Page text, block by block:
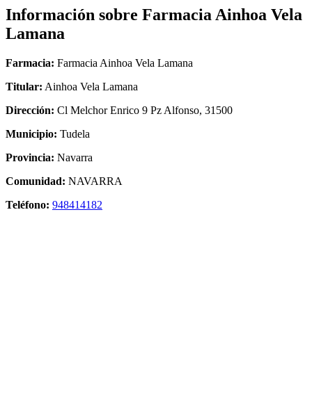
Información sobre Farmacia Ainhoa Vela
Lamana
Farmacia: Farmacia Ainhoa Vela Lamana
Titular: Ainhoa Vela Lamana
Dirección: Cl Melchor Enrico 9 Pz Alfonso, 31500
Municipio: Tudela
Provincia: Navarra
Comunidad: NAVARRA
Teléfono: 948414182